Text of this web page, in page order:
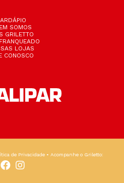
SOMOS
GRILETTO
LOJAS
CONOSCO
de Privacidade• Acompanhe o Griletto: